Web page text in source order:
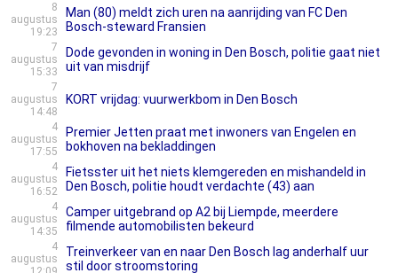
8
augustus
19:23
Man (80) meldt zich uren na aanrijding van FC Den
Bosch-steward Fransien
7
augustus
15:33
Dode gevonden in woning in Den Bosch, politie gaat niet
uit van misdrijf
7
augustus
14:48
KORT vrijdag: vuurwerkbom in Den Bosch
4
augustus
17:55
Premier Jetten praat met inwoners van Engelen en
bokhoven na bekladdingen
4
augustus
16:52
Fietsster uit het niets klemgereden en mishandeld in
Den Bosch, politie houdt verdachte (43) aan
4
augustus
14:35
Camper uitgebrand op A2 bij Liempde, meerdere
filmende automobilisten bekeurd
4
augustus
Treinverkeer van en naar Den Bosch lag anderhalf uur
stil door stroomstoring